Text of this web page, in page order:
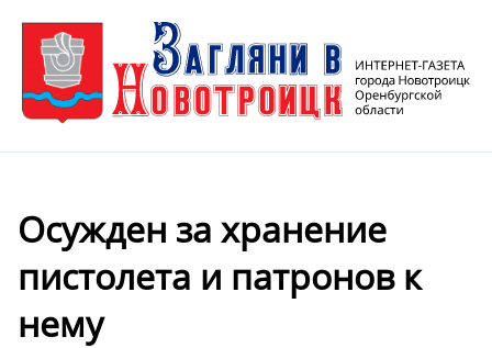
Осужден за хранение
пистолета и патронов к
нему